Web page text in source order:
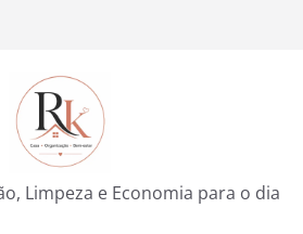
Limpeza e Economia para o dia